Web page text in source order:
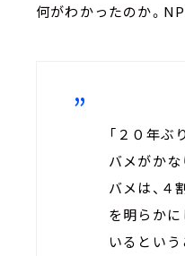
何がわかったのか。
「２０年
バメがかな
バメは、４
を明らかに
いるという